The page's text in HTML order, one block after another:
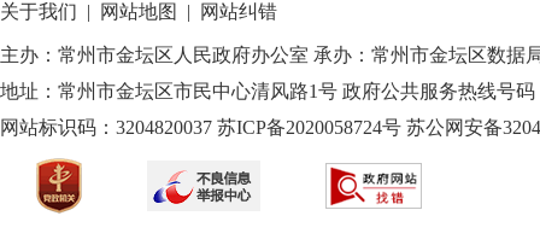
关于我们 | 网站地图 | 网站纠错
主办：常州市金坛区人民政府办公室 承办：常州市金坛区数据
地址：常州市金坛区市民中心清风路1号 政府公共服务热线号码
网站标识码：3204820037 苏ICP备2020058724号 苏公网安备